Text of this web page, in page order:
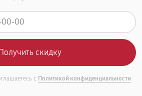
с Политикой конфиденциальности